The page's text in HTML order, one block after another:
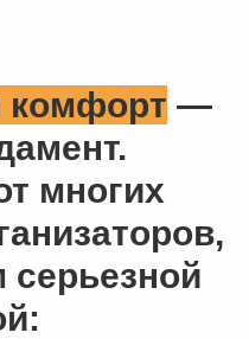
комфорт —
многих